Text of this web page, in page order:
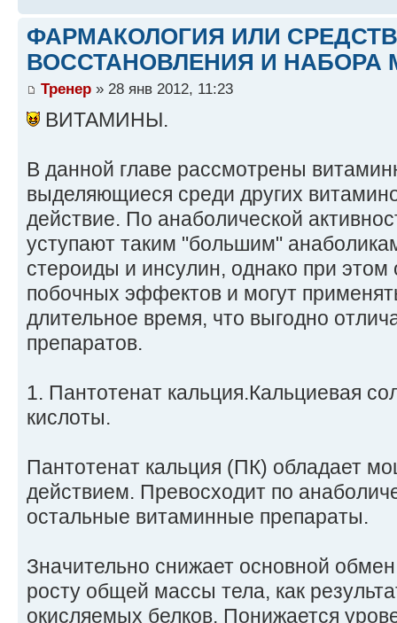
ФАРМАКОЛОГИЯ ИЛИ
ВОССТАНОВЛЕНИЯ И НАБОРА
Тренер » 28 янв 2012, 11:23
ВИТАМИНЫ.
В данной главе рассмотрены
выделяющиеся среди других
действие. По анаболической
уступают таким "большим"
стероиды и инсулин, однако при этом
побочных эффектов и могут
длительное время, что выгодно
препаратов.
1. Пантотенат кальция.Кальциевая
кислоты.
Пантотенат кальция (ПК) обладает
действием. Превосходит по
остальные витаминные препараты.
Значительно снижает основной
росту общей массы тела, как
окисляемых белков. Понижается